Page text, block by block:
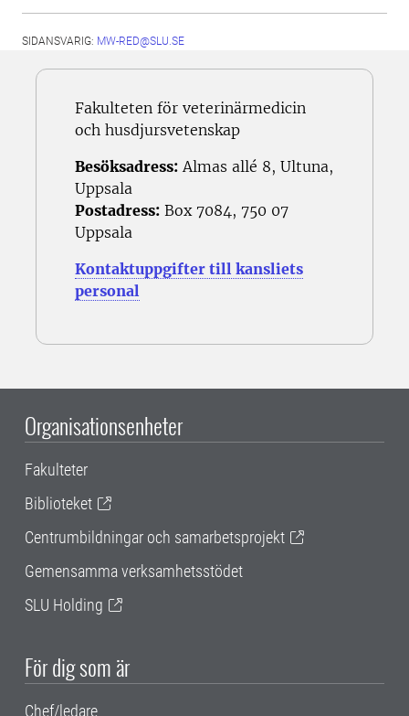
SIDANSVARIG: MW-RED@SLU.SE
Fakulteten för veterinärmedicin
och husdjursvetenskap
Besöksadress: Almas allé 8, Ultuna,
Uppsala
Postadress: Box 7084, 750 07
Uppsala
Kontaktuppgifter till kansliets
personal
Organisationsenheter
Fakulteter
Biblioteket
Centrumbildningar och samarbetsprojekt
Gemensamma verksamhetsstödet
SLU Holding
För dig som är
Chef/ledare